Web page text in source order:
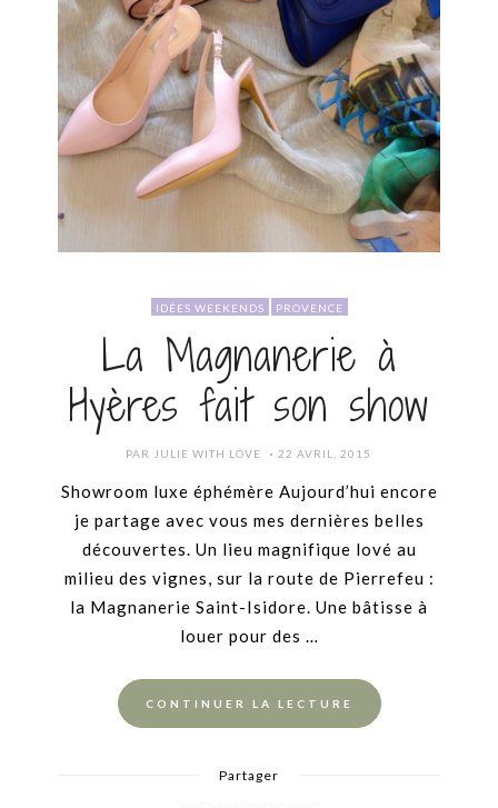
IDÉES WEEKENDS PROVENCE
La Magnanerie à
Hyères fait son show
PAR JULIE WITH LOVE
POSTED
22 AVRIL, 2015
Showroom luxe éphémère Aujourd’hui encore
je partage avec vous mes dernières belles
découvertes. Un lieu magnifique lové au
milieu des vignes, sur la route de Pierrefeu :
la Magnanerie Saint-Isidore. Une bâtisse à
louer pour des …
CONTINUER LA LECTURE
Partager